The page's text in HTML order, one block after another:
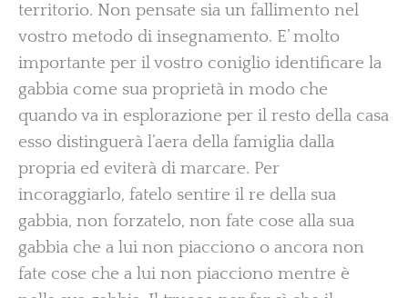
territorio. Non pensate sia un fallimento nel
vostro metodo di insegnamento. E’ molto
importante per il vostro coniglio identificare la
gabbia come sua proprietà in modo che
quando va in esplorazione per il resto della casa
esso distinguerà l’aera della famiglia dalla
propria ed eviterà di marcare. Per
incoraggiarlo, fatelo sentire il re della sua
gabbia, non forzatelo, non fate cose alla sua
gabbia che a lui non piacciono o ancora non
fate cose che a lui non piacciono mentre è